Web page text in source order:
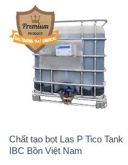
Chất tạo bọt Las P Tico Tank
IBC Bồn Việt Nam